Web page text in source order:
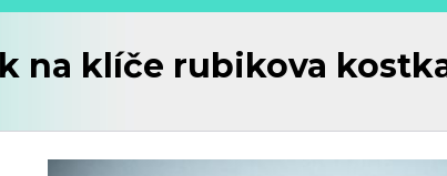
na klíče rubikova